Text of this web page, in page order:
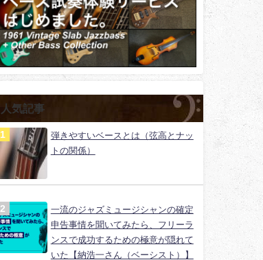
人気記事
弾きやすいベースとは（弦高とナッ
トの関係）
一流のジャズミュージシャンの確定
申告事情を聞いてみたら、フリーラ
ンスで成功するための極意が隠れて
いた【納浩一さん（ベーシスト）】